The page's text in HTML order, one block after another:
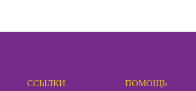
ССЫЛКИ ПОМОЩЬ